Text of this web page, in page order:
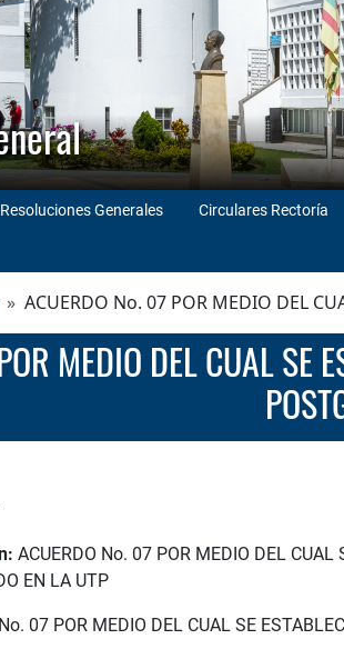
Resoluciones Generales Circulares Rectoría
ACUERDO No. 07 POR MEDIO DEL
ACUERDO No. 07 POR MEDIO DEL
EN LA UTP
07 POR MEDIO DEL CUAL SE